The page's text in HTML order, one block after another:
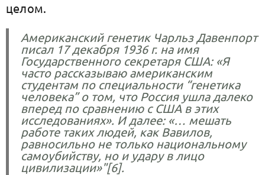
целом.
Американский генетик Чарльз Давенпорт
писал 17 декабря 1936 г. на имя
Государственного секретаря США: «Я
часто рассказываю американским
студентам по специальности “генетика
человека” о том, что Россия ушла далеко
вперед по сравнению с США в этих
исследованиях». И далее: «… мешать
работе таких людей, как Вавилов,
равносильно не только национальному
самоубийству, но и удару в лицо
цивилизации»"[6].